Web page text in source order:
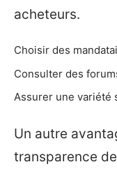
acheteurs.
Choisir des
Consulter des
Assurer une variété
Un autre
transparence